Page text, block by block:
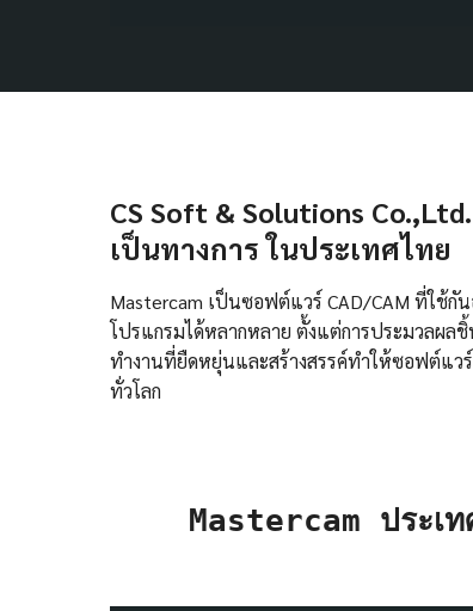
CS Soft & Solutions
เป็นทางการ ในประเทศไทย
Mastercam เป็นซอฟต์แวร์ CAD/CAM ที่ใช้กั
โปรแกรมได้หลากหลาย ตั้งแต่การประมวลผล
ทำงานที่ยืดหยุ่นและสร้างสรรค์ทำให้ซอฟต์แว
ทั่วโลก
Mastercam ประเ